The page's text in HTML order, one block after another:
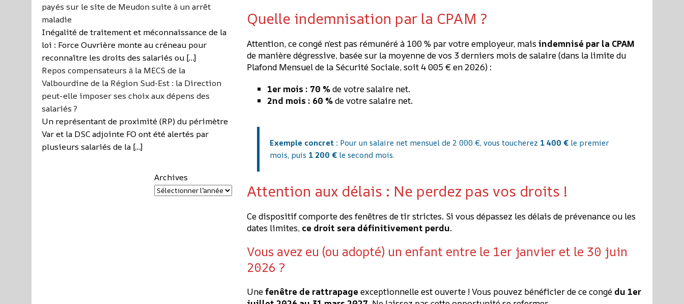
Quelle indemnisation par la CPAM ?
Attention, ce congé n’est pas rémunéré à 100 % par votre employeur, maisindemnisé par la CPAM
de manière dégressive, basée sur la moyenne de vos 3 derniers mois de salaire (dans la limite du
Plafond Mensuel de la Sécurité Sociale, soit 4 005 € en 2026) :
1er mois : 70 %de votre salaire net.
2nd mois : 60 %de votre salaire net.
Exemple concret : Pour un salaire net mensuel de 2 000 €, vous toucherez 1 400 € le premier
mois, puis 1 200 € le second mois.
Attention aux délais : Ne perdez pas vos droits !
Ce dispositif comporte des fenêtres de tir strictes. Si vous dépassez les délais de prévenance ou les
dates limites, ce droit sera définitivement perdu.
Vous avez eu (ou adopté) un enfant entre le 1er janvier et le 30 juin
2026 ?
Unefenêtre de rattrapage exceptionnelle est ouverte ! Vous pouvez bénéficier de ce congé du 1er
payés sur le site de Meudon suite à un arrêt
maladie
Inégalité de traitement et méconnaissance de la
loi : Force Ouvrière monte au créneau pour
reconnaître les droits des salariés ou […]
Repos compensateurs à la MECS de la
Valbourdine de la Région Sud-Est : la Direction
peut-elle imposer ses choix aux dépens des
salariés ?
Un représentant de proximité (RP) du périmètre
Var et la DSC adjointe FO ont été alertés par
plusieurs salariés de la […]
Archives